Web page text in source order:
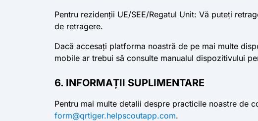
Pentru rezidenții UE/SEE/Regatul Unit: Vă puteți
de retragere.
Dacă accesați platforma noastră de pe mai multe
mobile ar trebui să consulte manualul dispozitivului
6. INFORMAȚII SUPLIMENTARE
Pentru mai multe detalii despre practicile noastre de
form@qrtiger.helpscoutapp.com.